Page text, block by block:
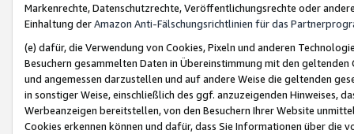
Markenrechte, Datenschutzrechte, Veröffentlichungsrechte oder
Einhaltung derAmazon Anti-Fälschungsrichtlinien für das
(e) dafür, die Verwendung von Cookies, Pixeln und anderen
Besuchern gesammelten Daten in Übereinstimmung mit den
und angemessen darzustellen und auf andere Weise die geltenden
in sonstiger Weise, einschließlich des ggf. anzuzeigenden Hinweises,
Werbeanzeigen bereitstellen, von den Besuchern Ihrer Website
Cookies erkennen können und dafür, dass Sie Informationen über die